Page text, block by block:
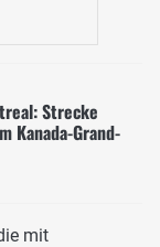
Strecke
Kanada-Grand-
mit